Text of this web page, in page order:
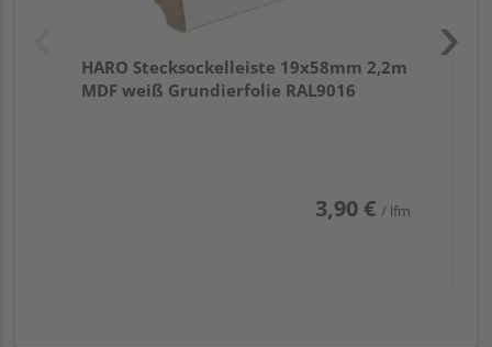
HARO Stecksockelleiste 19x58mm 2,2m
MDF weiß Grundierfolie RAL9016
3,90 € / lfm